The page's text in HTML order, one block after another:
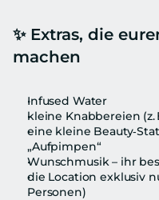
✨ Extras, die
machen
Infused Water
kleine Knabbereien (z.
eine kleine
„Aufpimpen“
Wunschmusik – ihr
die Location exklusiv
Personen)